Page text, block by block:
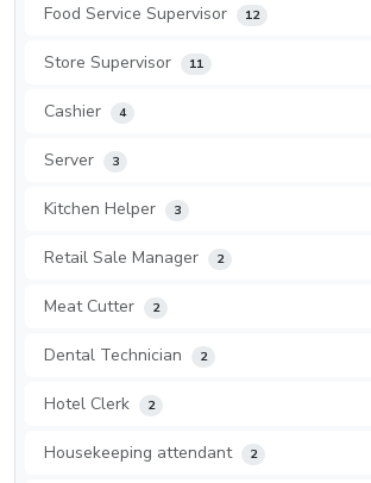
Food Service Supervisor 12
Store Supervisor 11
Cashier 4
Server 3
Kitchen Helper 3
Retail Sale Manager 2
Meat Cutter 2
Dental Technician 2
Hotel Clerk 2
Housekeeping attendant 2